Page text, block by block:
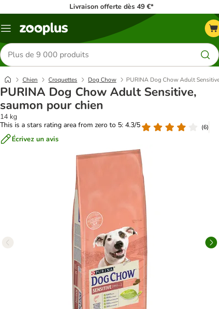
Livraison offerte dès 49 €*
Menu
Rechercher
des
produits
Chien Croquettes Dog Chow PURINA Dog Chow Adult
PURINA Dog Chow Adult Sensitive,
saumon pour chien
14 kg
This is a stars rating area from zero to 5: 4.3/5
(6)
Écrivez un avis